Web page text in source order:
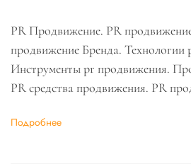
PR Продвижение. PR
продвижение Бренда.
Инструменты pr продвижения.
PR средства продвижения. PR
Подробнее